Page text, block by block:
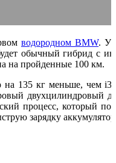
водородном BMW. У
обычный гибрид с
на пройденные 100 км.
на 135 кг меньше, чем
двухцилиндровый
процесс, который
зарядку